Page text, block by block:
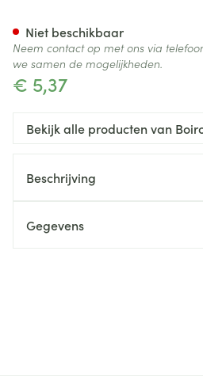
€ 5,37
Niet beschikbaar
Neem contact op met ons via
we samen de mogelijkheden.
Bekijk alle producten van
Beschrijving
Gegevens